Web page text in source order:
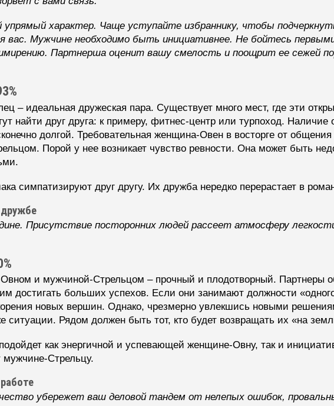
характер. Чаще уступайте избраннику, чтобы
вас. Мужчине необходимо быть инициативнее. Не бойтесь
Партнерша оценит вашу смелость и поощрит ее сежей
– идеальная дружеская пара. Существует много мест, где эти
найти друг друга: к примеру, фитнес-центр или турпоход. Наличие
долгой. Требовательная женщина-Овен в восторге от
Порой у нее возникает чувство ревности. Она может быть
симпатизируют друг другу. Их дружба нередко перерастает в
Присутствие посторонних людей рассеет атмосферу
и мужчиной-Стрельцом – прочный и плодотворный. Партнеры
достигать больших успехов. Если они занимают должности
новых вершин. Однако, чрезмерно увлекшись новыми
ситуации. Рядом должен быть тот, кто будет возвращать их «на
как энергичной и успевающей женщине-Овну, так и
мужчине-Стрельцу.
убережет ваш деловой тандем от нелепых ошибок,